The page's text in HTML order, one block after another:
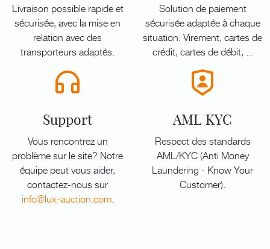
Livraison possible rapide et
sécurisée, avec la mise en
relation avec des
transporteurs adaptés.
Solution de paiement
sécurisée adaptée à chaque
situation. Virement, cartes de
crédit, cartes de débit, ...
Support
Vous rencontrez un
problème sur le site? Notre
équipe peut vous aider,
contactez-nous sur
info@lux-auction.com.
AML KYC
Respect des standards
AML/KYC (Anti Money
Laundering - Know Your
Customer).